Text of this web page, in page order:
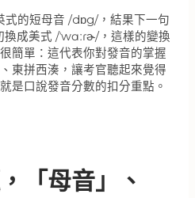
式的短母音 /dɒg/，結果下一句
成美式 /ˈwɑːɾɚ/，這樣的變換
簡單：這代表你對發音的掌握
東拼西湊，讓考官聽起來覺得
是口說發音分數的扣分重點。
「母音」、